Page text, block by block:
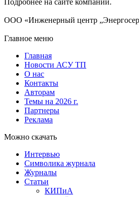
Подробнее на сайте компании.
ООО «Инженерный центр
Главное меню
Главная
Новости АСУ ТП
О нас
Контакты
Авторам
Темы на 2026 г.
Партнеры
Реклама
Можно скачать
Интервью
Символика журнала
Журналы
Статьи
КИПиА